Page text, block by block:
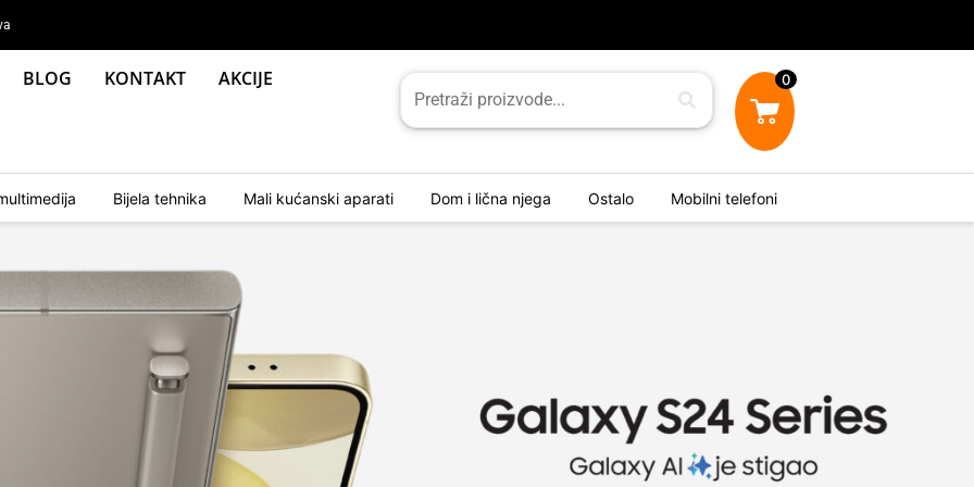
BLOG KONTAKT AKCIJE 0
Bijela tehnika Mali kućanski aparati Dom i lična njega Ostalo Mobilni telefoni